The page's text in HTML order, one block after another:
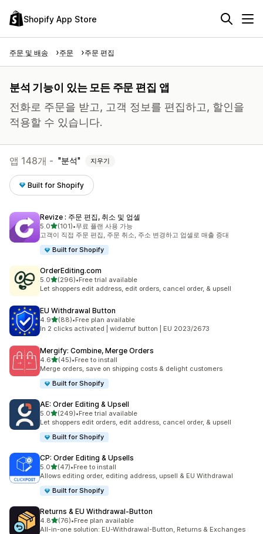
Shopify App Store
주문 및 배송 주문 주문 편집
분석 기능이 있는 모든 주문 편집 앱
전화로 주문을 받고, 고객 정보를 편집하고, 할인을
적용할 수 있습니다.
앱 148개 - 분석 지우기
Built for Shopify
Revize : 주문 편집, 취소 및 업셀
5.0별 5개 중
(101)
총 리뷰 101개
•무료 플랜 사용 가능
고객이 직접 주문 편집, 주문 취소, 주소 변경하고 업셀로 매출 증대
Built for Shopify
OrderEditing.com
5.0별 5개 중
(296)
총 리뷰 296개
•Free trial available
Let shoppers edit address, edit orders, cancel order, & upsell
EU Withdrawal Button
4.9별 5개 중
(88)
총 리뷰 88개
•Free plan available
In 2 clicks activated | widerruf button | EU 2023/2673
Mergify: Combine, Merge Orders
4.6별 5개 중
(45)
총 리뷰 45개
•Free to install
Merge orders, save on shipping costs & delight customers
Built for Shopify
AE: Order Editing & Upsell
5.0별 5개 중
(249)
총 리뷰 249개
•Free trial available
Let shoppers edit orders, edit address, cancel order, & upsell
Built for Shopify
CP: Order Editing & Upsells
5.0별 5개 중
(47)
총 리뷰 47개
•Free to install
Allows editing order, editing address, upsell & EU Withdrawal
Built for Shopify
Returns & EU Withdrawal‑Button
4.8별 5개 중
(76)
총 리뷰 76개
•Free plan available
All-in-one solution: EU-Withdrawal-Button, Returns & Exchanges